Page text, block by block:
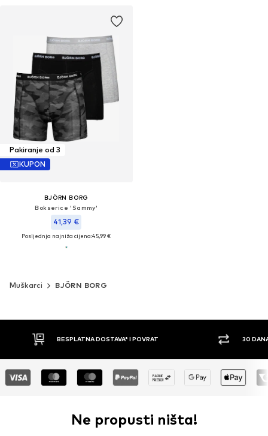
Pakiranje od 3
KUPON
BJÖRN BORG
Bokserice 'Sammy'
41,39 €
Posljednja najniža cijena:45,99 €
Muškarci BJÖRN BORG
30 DANA PRAVO NA POVRAT
Ne propusti ništa!